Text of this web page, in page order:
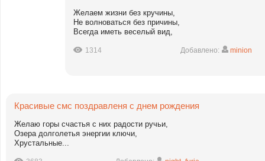
Желаем жизни без кручины,
Не волноваться без причины,
Всегда иметь веселый вид,
1314 Добавлено: minion
Красивые смс поздравленя с днем рождения
Желаю горы счастья с них радости ручьи,
Озера долголетья энергии ключи,
Хрустальные...